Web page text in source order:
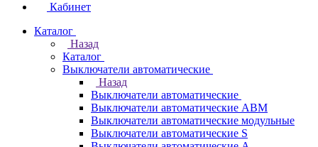
Кабинет
Каталог
Назад
Каталог
Выключатели автоматические
Назад
Выключатели автоматические
Выключатели автоматические АВМ
Выключатели автоматические модульные
Выключатели автоматические S